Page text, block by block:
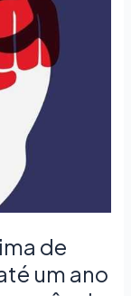
de
um ano